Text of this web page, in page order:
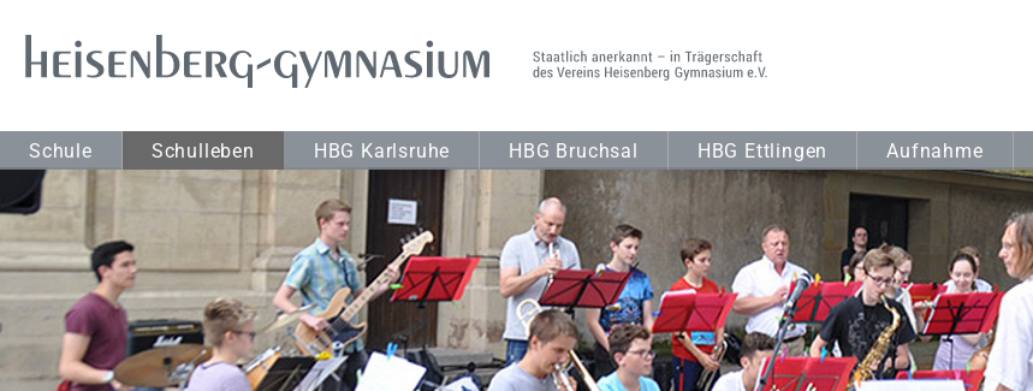
Schule Schulleben HBG Karlsruhe HBG Bruchsal HBG Ettlingen Aufnahme